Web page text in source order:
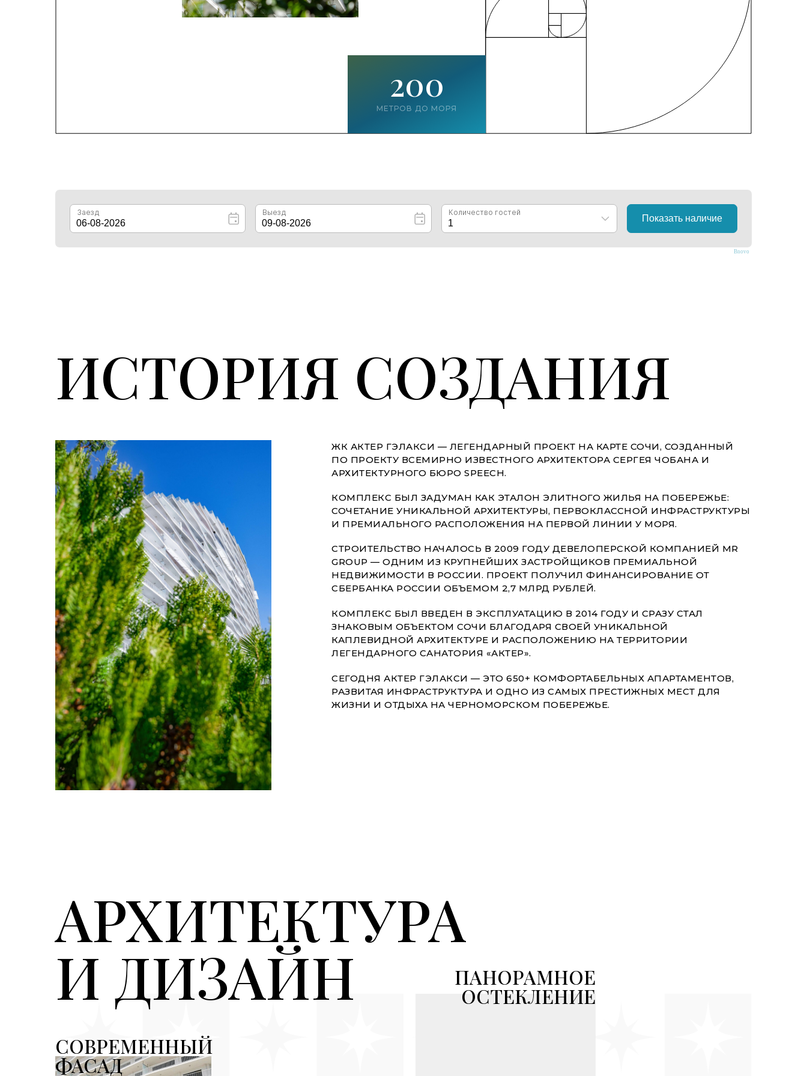
200
МЕТРОВ ДО МОРЯ
Bnovo
ИСТОРИЯ СОЗДАНИЯ
ЖК АКТЕР ГЭЛАКСИ — ЛЕГЕНДАРНЫЙ ПРОЕКТ НА КАРТЕ СОЧИ, СОЗДАННЫЙ
ПО ПРОЕКТУ ВСЕМИРНО ИЗВЕСТНОГО АРХИТЕКТОРА СЕРГЕЯ ЧОБАНА И
АРХИТЕКТУРНОГО БЮРО SPEECH.
КОМПЛЕКС БЫЛ ЗАДУМАН КАК ЭТАЛОН ЭЛИТНОГО ЖИЛЬЯ НА ПОБЕРЕЖЬЕ:
СОЧЕТАНИЕ УНИКАЛЬНОЙ АРХИТЕКТУРЫ, ПЕРВОКЛАССНОЙ ИНФРАСТРУКТУРЫ
И ПРЕМИАЛЬНОГО РАСПОЛОЖЕНИЯ НА ПЕРВОЙ ЛИНИИ У МОРЯ.
КОМПЛЕКС БЫЛ ВВЕДЕН В ЭКСПЛУАТАЦИЮ В 2014 ГОДУ И СРАЗУ СТАЛ
ЗНАКОВЫМ ОБЪЕКТОМ СОЧИ БЛАГОДАРЯ СВОЕЙ УНИКАЛЬНОЙ
КАПЛЕВИДНОЙ АРХИТЕКТУРЕ И РАСПОЛОЖЕНИЮ НА ТЕРРИТОРИИ
ЛЕГЕНДАРНОГО САНАТОРИЯ «АКТЕР».
СЕГОДНЯ АКТЕР ГЭЛАКСИ — ЭТО 650+ КОМФОРТАБЕЛЬНЫХ АПАРТАМЕНТОВ,
РАЗВИТАЯ ИНФРАСТРУКТУРА И ОДНО ИЗ САМЫХ ПРЕСТИЖНЫХ МЕСТ ДЛЯ
ЖИЗНИ И ОТДЫХА НА ЧЕРНОМОРСКОМ ПОБЕРЕЖЬЕ.
СТРОИТЕЛЬСТВО НАЧАЛОСЬ В 2009 ГОДУ ДЕВЕЛОПЕРСКОЙ КОМПАНИЕЙ MR
GROUP — ОДНИМ ИЗ КРУПНЕЙШИХ ЗАСТРОЙЩИКОВ ПРЕМИАЛЬНОЙ
НЕДВИЖИМОСТИ В РОССИИ. ПРОЕКТ ПОЛУЧИЛ ФИНАНСИРОВАНИЕ ОТ
СБЕРБАНКА РОССИИ ОБЪЕМОМ 2,7 МЛРД РУБЛЕЙ.
ПАНОРАМНОЕ
ОСТЕКЛЕНИЕ
СОВРЕМЕННЫЙ
ФАСАД
АРХИТЕКТУРА
И ДИЗАЙН